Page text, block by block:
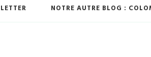
NOTRE AUTRE BLOG :